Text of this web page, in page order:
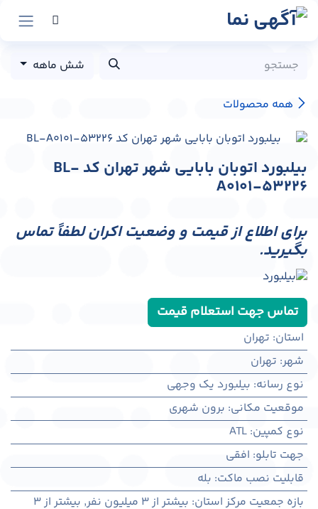
پرش به محتوا
همه محصولات
شش ماهه
بیلبورد اتوبان بابایی شهر تهران کد BL-
A0101-53226
برای اطلاع از قیمت و وضعیت اکران لطفاً تماس
بگیرید.
تماس جهت استعلام قیمت
استان: تهران
شهر: تهران
نوع رسانه: بیلبورد یک وجهی
موقعیت مکانی: برون شهری
نوع کمپین:
ATL
جهت تابلو: افقی
قابلیت نصب ماکت: بله
بازه جمعیت مرکز استان: بیشتر از ۳ میلیون نفر ,
بیشتر از ۳